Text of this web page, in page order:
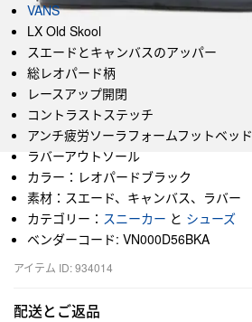
VANS
LX Old Skool
スエードとキャンバスのアッパー
総レオパード柄
レースアップ開閉
コントラストステッチ
アンチ疲労ソーラフォームフットベッド
ラバーアウトソール
カラー：レオパードブラック
素材：スエード、キャンバス、ラバー
カテゴリー： スニーカー と シューズ
ベンダーコード: VN000D56BKA
アイテム ID: 934014
配送とご返品